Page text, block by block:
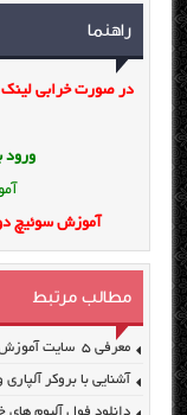
راهنما
در صورت خرابی
آموزش سوئیچ
مطالب مرتبط
معرفی ۵ سایت آموزش تخصصی شبکه ، لینوکس و امنیت
آشنایی با بروکر